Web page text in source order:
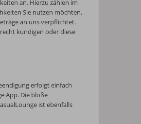
an. Hierzu zählen im
Sie nutzen möchten,
an uns verpflichtet.
kündigen oder diese
erfolgt einfach
App. Die bloße
ist ebenfalls